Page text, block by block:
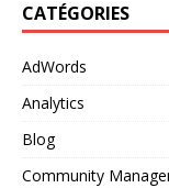
CATÉGORIES
AdWords
Analytics
Blog
Community